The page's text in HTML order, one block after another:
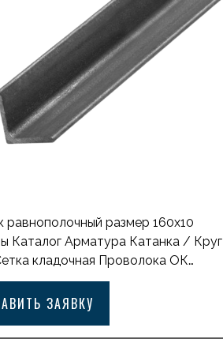
равнополочный размер 160х10
Каталог Арматура Катанка / Круг
кладочная Проволока ОК
Лист горячекатаный с
Лист горячекатаный
двутавровая Лист просечно-
ЗАЯВКУ